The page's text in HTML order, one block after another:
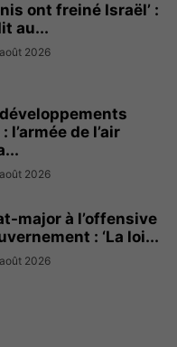
ont freiné Israël’ :
au...
2026
de l’air
2026
major à l’offensive
: ‘La loi...
2026